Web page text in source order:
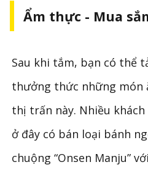
Ẩm thực - Mua
Sau khi tắm, bạn có thể
thưởng thức những món
thị trấn này. Nhiều
ở đây có bán loại bánh
chuộng “Onsen Manju”